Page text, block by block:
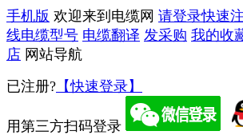
手机版 欢迎来到电缆网 请登录快速
线电缆型号 电缆翻译 发采购 我的收
店 网站导航
已注册? 【快速登录】
用第三方扫码登录